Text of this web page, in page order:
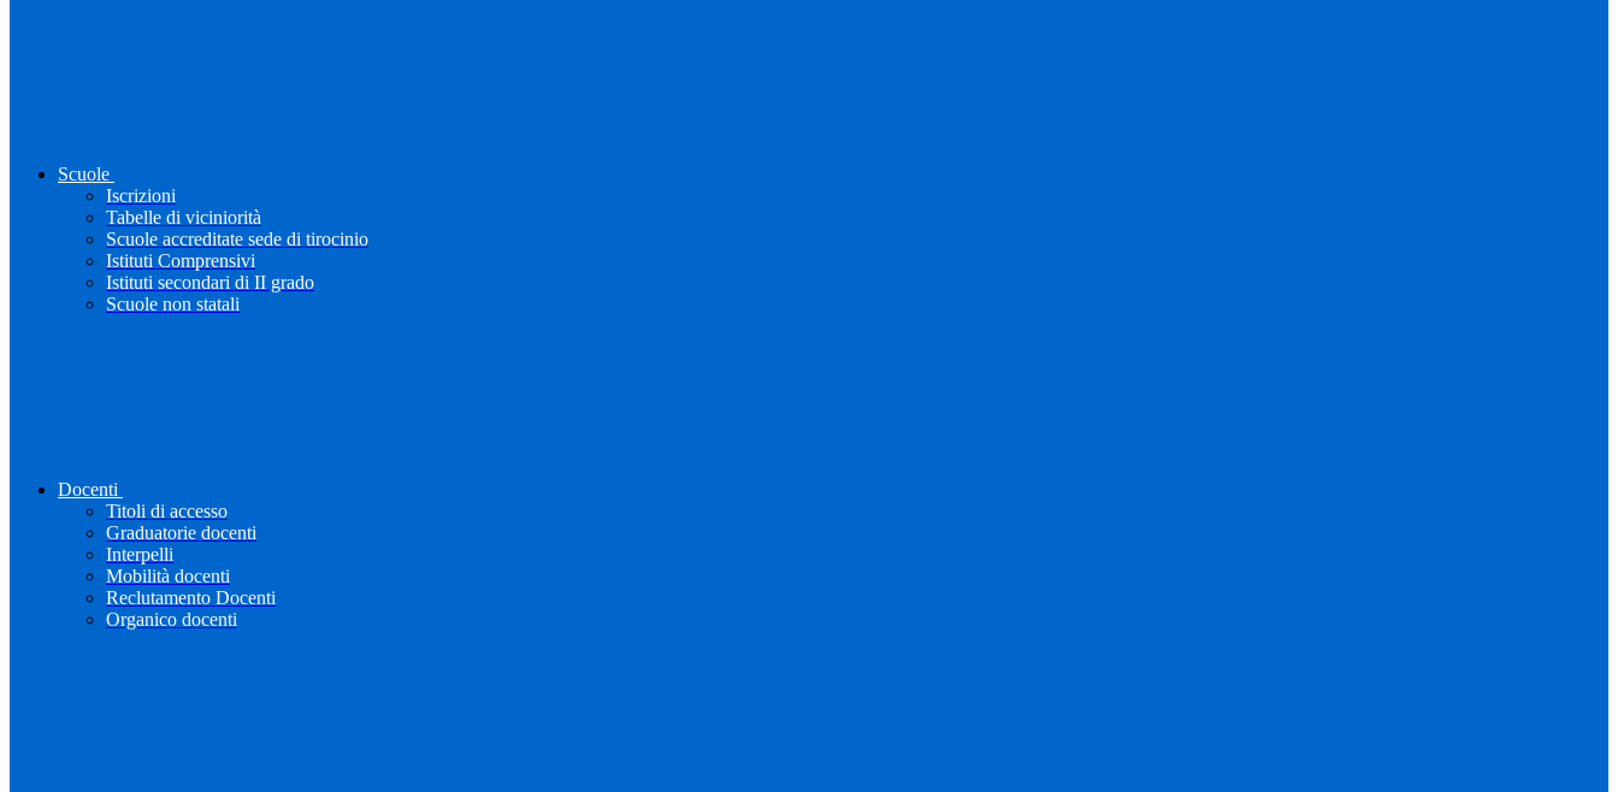
Scuole
Iscrizioni
Tabelle di viciniorità
Scuole accreditate sede di tirocinio
Istituti Comprensivi
Istituti secondari di II grado
Scuole non statali
Docenti
Titoli di accesso
Graduatorie docenti
Interpelli
Mobilità docenti
Reclutamento Docenti
Organico docenti